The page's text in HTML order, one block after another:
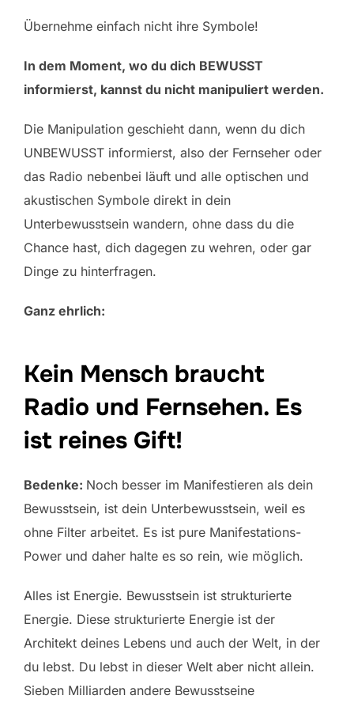
Übernehme einfach nicht ihre Symbole!
In dem Moment, wo du dich BEWUSST
informierst, kannst du nicht manipuliert werden.
Die Manipulation geschieht dann, wenn du dich
UNBEWUSST informierst, also der Fernseher oder
das Radio nebenbei läuft und alle optischen und
akustischen Symbole direkt in dein
Unterbewusstsein wandern, ohne dass du die
Chance hast, dich dagegen zu wehren, oder gar
Dinge zu hinterfragen.
Ganz ehrlich:
Kein Mensch braucht
Radio und Fernsehen. Es
ist reines Gift!
Bedenke: Noch besser im Manifestieren als dein
Bewusstsein, ist dein Unterbewusstsein, weil es
ohne Filter arbeitet. Es ist pure Manifestations-
Power und daher halte es so rein, wie möglich.
Alles ist Energie. Bewusstsein ist strukturierte
Energie. Diese strukturierte Energie ist der
Architekt deines Lebens und auch der Welt, in der
du lebst. Du lebst in dieser Welt aber nicht allein.
Sieben Milliarden andere Bewusstseine